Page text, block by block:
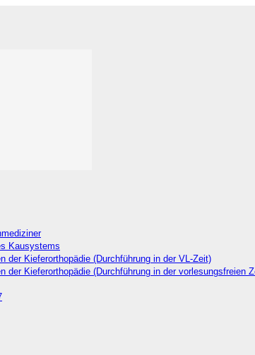
Kausystems
der Kieferorthopädie (Durchführung in der VL-Zeit)
der Kieferorthopädie (Durchführung in der vorlesungsfreien